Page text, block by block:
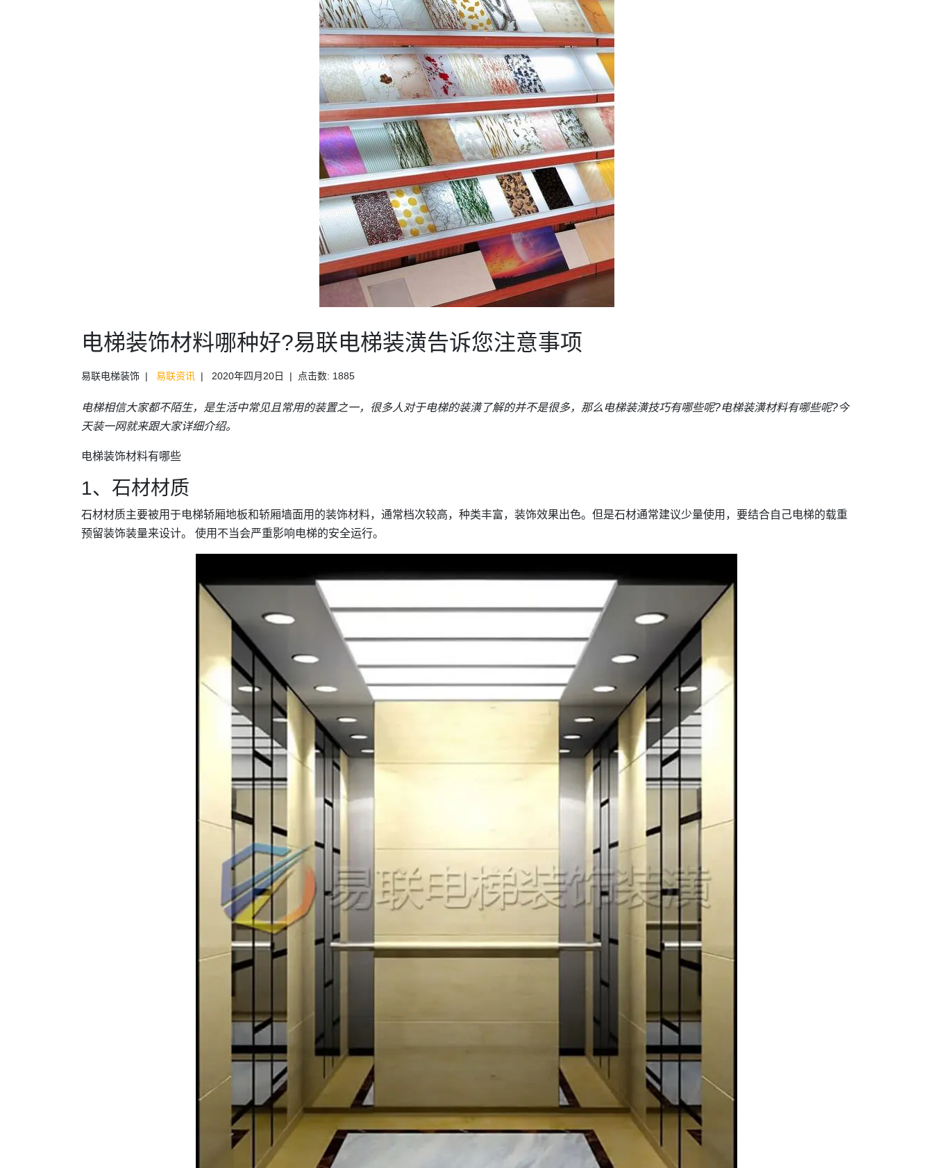
电梯装饰材料哪种好?易联电梯装潢告诉您注意事项
易联电梯装饰 易联资讯 2020年四月20日 点击数: 1885
电梯相信大家都不陌生，是生活中常见且常用的装置之一，很多人对于电梯的装潢了解的并不是很多，那么电梯装潢技巧有哪些呢?电梯装潢材料有哪些呢?今
天装一网就来跟大家详细介绍。
电梯装饰材料有哪些
1、石材材质
石材材质主要被用于电梯轿厢地板和轿厢墙面用的装饰材料，通常档次较高，种类丰富，装饰效果出色。但是石材通常建议少量使用，要结合自己电梯的载重
预留装饰装量来设计。 使用不当会严重影响电梯的安全运行。